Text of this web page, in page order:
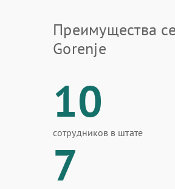
Преимущества
Gorenje
10
сотрудников в штате
7